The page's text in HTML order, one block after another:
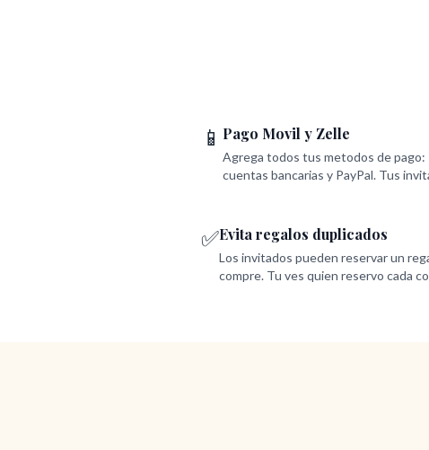
📱 Pago Movil y Zelle
Agrega todos tus metodos de pago:
cuentas bancarias y PayPal. Tus
✅Evita regalos duplicados
Los invitados pueden reservar un
compre. Tu ves quien reservo cada